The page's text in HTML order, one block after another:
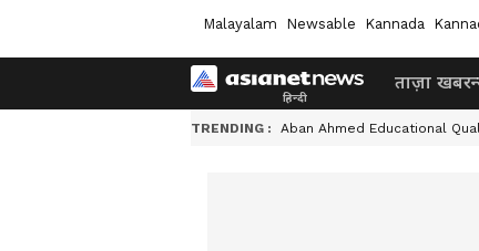
Malayalam Newsable Kannada
ताज़ा खबर
TRENDING : Aban Ahmed Educational